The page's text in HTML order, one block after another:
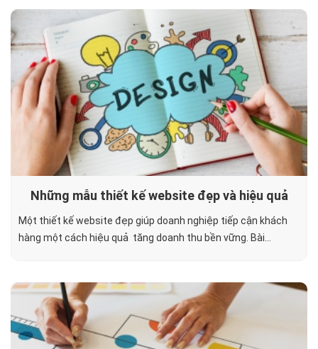
Những mẫu thiết kế website đẹp và hiệu quả
Một thiết kế website đẹp giúp doanh nghiệp tiếp cận khách
hàng một cách hiệu quả tăng doanh thu bền vững. Bài...